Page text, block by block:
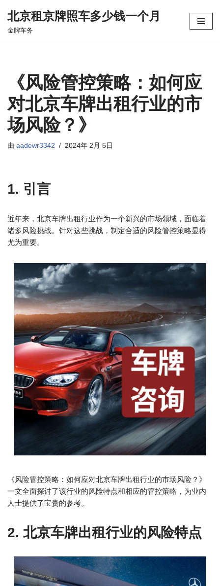
跳
北京租京牌照车多少钱一个月
金牌车务
《风险管控策略：如何应
对北京车牌出租行业的市
场风险？》
由 aadewr3342 2024年 2月 5日
1. 引言
近年来，北京车牌出租行业作为一个新兴的市场领域，面临着
诸多风险挑战。针对这些挑战，制定合适的风险管控策略显得
尤为重要。
《风险管控策略：如何应对北京车牌出租行业的市场风险？》
一文全面探讨了该行业的风险特点和相应的管控策略，为业内
人士提供了宝贵的参考。
2. 北京车牌出租行业的风险特点